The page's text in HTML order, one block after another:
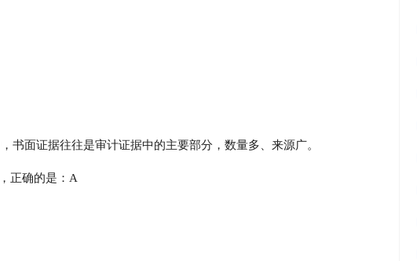
书面证据往往是审计证据中的主要部分，数量多、来源广。
正确的是：A